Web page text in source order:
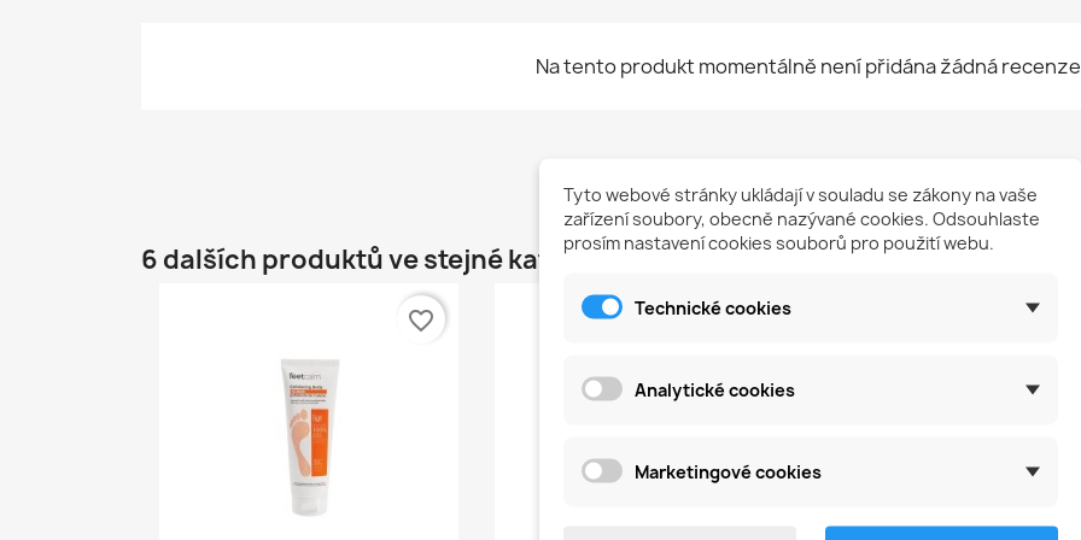
Na tento produkt momentálně není přidána žádná
6 dalších produktů ve stejné kategorii:
favorite_border favorite_border
Tyto webové stránky ukládají v souladu se zákony na vaše
zařízení soubory, obecně nazývané cookies. Odsouhlaste
prosím nastavení cookies souborů pro použití webu.
Technické cookies
Analytické cookies
Marketingové cookies